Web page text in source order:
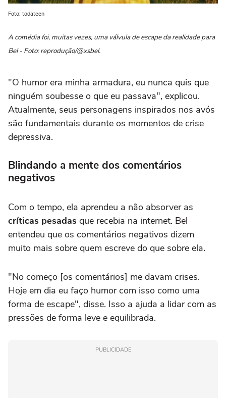
Foto: todateen
A comédia foi, muitas vezes, uma válvula de escape da realidade para
Bel - Foto: reprodução/@xsbel.
"O humor era minha armadura, eu nunca quis que
ninguém soubesse o que eu passava", explicou.
Atualmente, seus personagens inspirados nos avós
são fundamentais durante os momentos de crise
depressiva.
Blindando a mente dos comentários
negativos
Com o tempo, ela aprendeu a não absorver as
críticas pesadas que recebia na internet. Bel
entendeu que os comentários negativos dizem
muito mais sobre quem escreve do que sobre ela.
"No começo [os comentários] me davam crises.
Hoje em dia eu faço humor com isso como uma
forma de escape", disse. Isso a ajuda a lidar com as
pressões de forma leve e equilibrada.
PUBLICIDADE